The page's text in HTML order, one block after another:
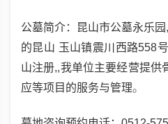
公墓简介：昆山市公墓永乐
的昆山 玉山镇震川西路558
山注册,,我单位主要经营提供
应等项目的服务与管理。